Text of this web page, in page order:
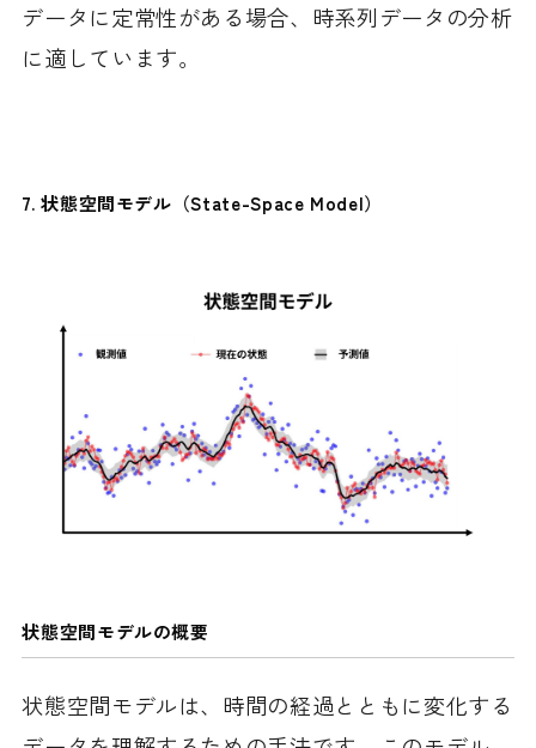
データに定常性がある場合、時系列データの分析
に適しています。
7.状態空間モデル（State-Space Model）
状態空間モデルの概要
状態空間モデルは、時間の経過とともに変化する